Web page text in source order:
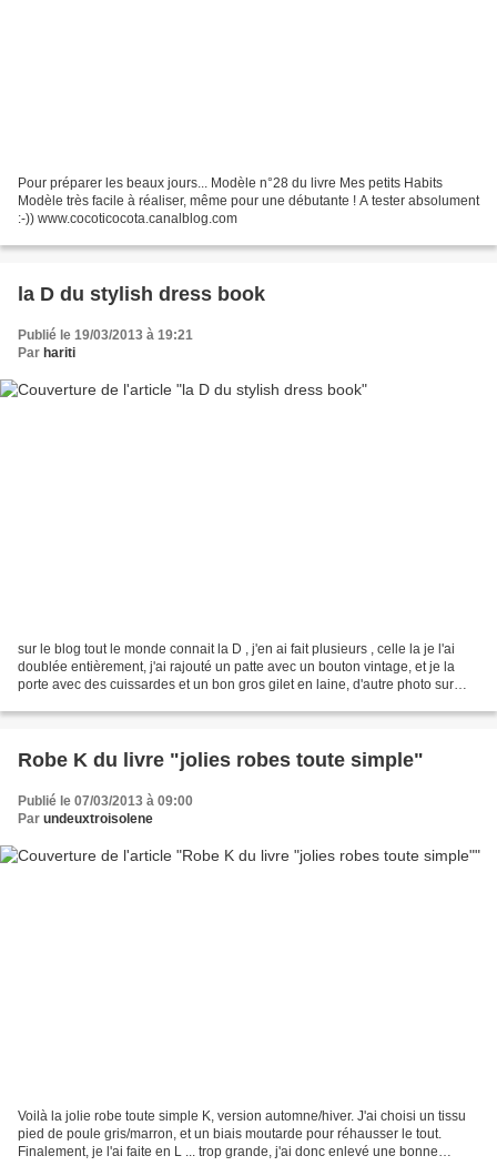
Pour préparer les beaux jours... Modèle n°28 du livre Mes petits Habits
Modèle très facile à réaliser, même pour une débutante ! A tester absolument
:-)) www.cocoticocota.canalblog.com
la D du stylish dress book
Publié le 19/03/2013 à 19:21
Par hariti
sur le blog tout le monde connait la D , j'en ai fait plusieurs , celle la je l'ai
doublée entièrement, j'ai rajouté un patte avec un bouton vintage, et je la
porte avec des cuissardes et un bon gros gilet en laine, d'autre photo sur
Robe K du livre "jolies robes toute simple"
Publié le 07/03/2013 à 09:00
Par undeuxtroisolene
Voilà la jolie robe toute simple K, version automne/hiver. J'ai choisi un tissu
pied de poule gris/marron, et un biais moutarde pour réhausser le tout.
Finalement, je l'ai faite en L ... trop grande, j'ai donc enlevé une bonne